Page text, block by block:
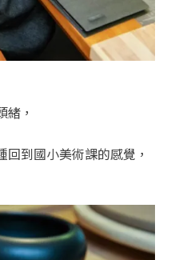
，
到國小美術課的感覺，